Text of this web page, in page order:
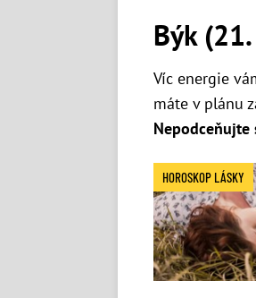
Býk
Víc energie
máte v plánu
Nepodceňujte
HOROSKOP LÁSKY